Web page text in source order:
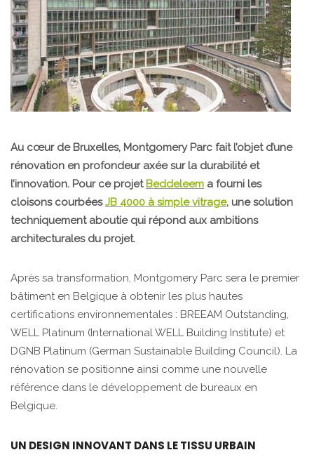
Au cœur de Bruxelles, Montgomery Parc fait l’objet d’une
rénovation en profondeur axée sur la durabilité et
l’innovation. Pour ce projet Beddeleem a fourni les
cloisons courbéesJB 4000 à simple vitrage, une solution
techniquement aboutie qui répond aux ambitions
architecturales du projet.
Après sa transformation, Montgomery Parc sera le premier
bâtiment en Belgique à obtenir les plus hautes
certifications environnementales : BREEAM Outstanding,
WELL Platinum (International WELL Building Institute) et
DGNB Platinum (German Sustainable Building Council). La
rénovation se positionne ainsi comme une nouvelle
référence dans le développement de bureaux en
Belgique.
UN DESIGN INNOVANT DANS LE TISSU URBAIN